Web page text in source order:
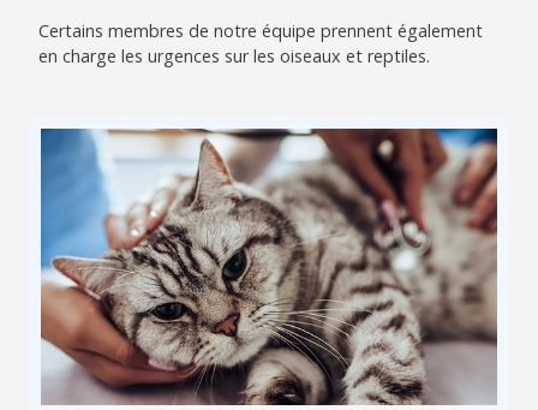
Certains membres de notre équipe prennent également
en charge les urgences sur les oiseaux et reptiles.